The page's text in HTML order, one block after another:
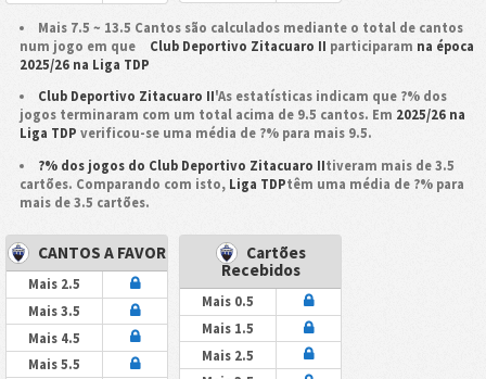
Mais 7.5 ~ 13.5 Cantos são calculados mediante o total de cantos
num jogo em que Club Deportivo Zitacuaro II participaram na época
2025/26 na Liga TDP
Club Deportivo Zitacuaro II'As estatísticas indicam que ?% dos
jogos terminaram com um total acima de 9.5 cantos. Em 2025/26 na
Liga TDP verificou-se uma média de ?% para mais 9.5.
?% dos jogos do Club Deportivo Zitacuaro IItiveram mais de 3.5
cartões. Comparando com isto, Liga TDPtêm uma média de ?% para
mais de 3.5 cartões.
CANTOS A FAVOR
Mais 2.5
Mais 3.5
Mais 4.5
Mais 5.5
Cartões
Recebidos
Mais 0.5
Mais 1.5
Mais 2.5